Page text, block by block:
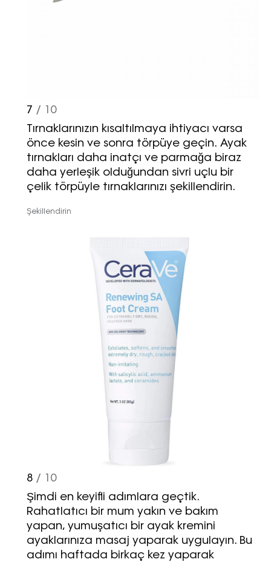
7 / 10
Tırnaklarınızın kısaltılmaya ihtiyacı varsa
önce kesin ve sonra törpüye geçin. Ayak
tırnakları daha inatçı ve parmağa biraz
daha yerleşik olduğundan sivri uçlu bir
çelik törpüyle tırnaklarınızı şekillendirin.
Şekillendirin
8 / 10
Şimdi en keyifli adımlara geçtik.
Rahatlatıcı bir mum yakın ve bakım
yapan, yumuşatıcı bir ayak kremini
ayaklarınıza masaj yaparak uygulayın. Bu
adımı haftada birkaç kez yaparak